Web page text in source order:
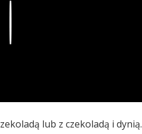
lub z czekoladą i dynią.